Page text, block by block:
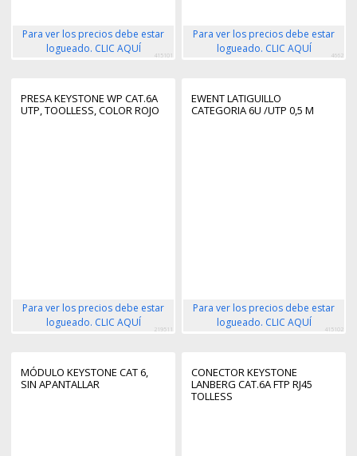
Para ver los precios debe estar
logueado. CLIC AQUÍ
415101
Para ver los precios debe estar
logueado. CLIC AQUÍ
4662
PRESA KEYSTONE WP CAT.6A
UTP, TOOLLESS, COLOR ROJO
Para ver los precios debe estar
logueado. CLIC AQUÍ
219511
EWENT LATIGUILLO
CATEGORIA 6U /UTP 0,5 M
Para ver los precios debe estar
logueado. CLIC AQUÍ
415102
MÓDULO KEYSTONE CAT 6,
SIN APANTALLAR
CONECTOR KEYSTONE
LANBERG CAT.6A FTP RJ45
TOLLESS